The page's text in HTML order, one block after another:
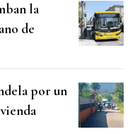
la
de
por un